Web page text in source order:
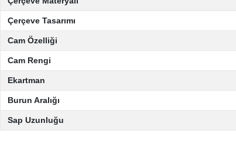
Çerçeve Tasarımı
Cam Özelliği
Cam Rengi
Ekartman
Burun Aralığı
Sap Uzunluğu